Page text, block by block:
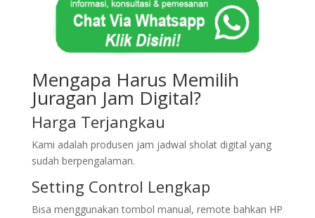
Mengapa Harus Memilih
Juragan Jam Digital?
Harga Terjangkau
Kami adalah produsen jam jadwal sholat digital yang
sudah berpengalaman.
Setting Control Lengkap
Bisa menggunakan tombol manual, remote bahkan HP